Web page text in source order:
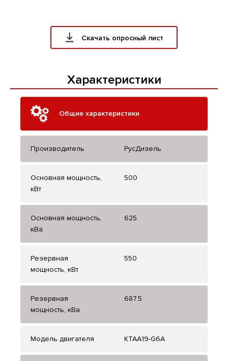
Скачать опросный лист
Характеристики
Общие характеристики
Производитель РусДизель
Основная мощность,
кВт
500
Основная мощность,
кВа
625
Резервная
мощность, кВт
550
Резервная
мощность, кВа
687.5
Модель двигателя KTAA19-G6A